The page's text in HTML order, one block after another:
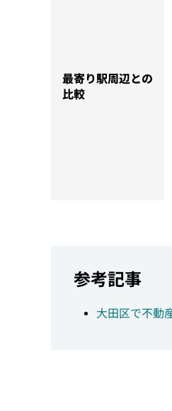
最寄り駅周辺との
比較
参考記事
大田区で不動